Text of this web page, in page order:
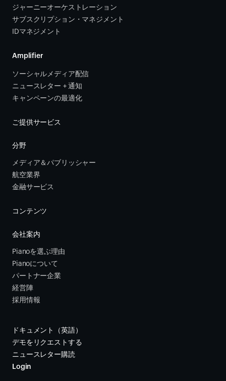
ジャーニーオーケストレーション
サブスクリプション・マネジメント
IDマネジメント
Amplifier
ソーシャルメディア配信
ニュースレター + 通知
キャンペーンの最適化
ご提供サービス
分野
メディア＆パブリッシャー
航空業界
金融サービス
コンテンツ
会社案内
Pianoを選ぶ理由
Pianoについて
パートナー企業
経営陣
採用情報
ドキュメント（英語）
デモをリクエストする
ニュースレター購読
Login